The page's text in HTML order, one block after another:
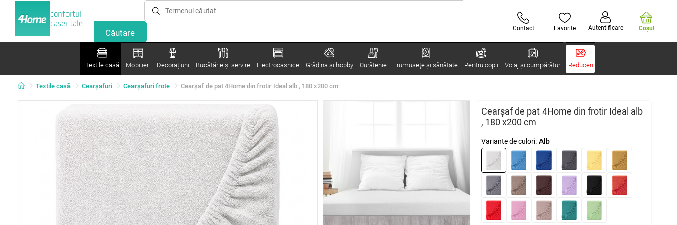
confortul
casei tale
Contact Favorite Autentificare Coşul
Textile casă Mobilier Decorațiuni Bucătărie și servire Electrocasnice Grădina şi hobby Curățenie Frumuseţe şi sănătate Pentru copii Voiaj și cumpărături Reduceri
Textile casă Cearșafuri Cearșafuri frote Cearșaf de pat 4Home din frotir Ideal alb , 180 x200 cm
Cearșaf de pat 4Home din frotir Ideal alb
, 180 x200 cm
Variante de culori: Alb